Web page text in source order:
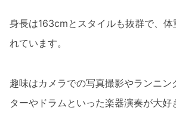
身長は163cmとスタイルも抜群で、
れています。
趣味はカメラでの写真撮影やランニン
ターやドラムといった楽器演奏が大好